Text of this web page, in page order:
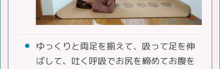
ゆっくりと両足を揃えて、吸って足を伸
ばして、吐く呼吸でお尻を締めてお腹を